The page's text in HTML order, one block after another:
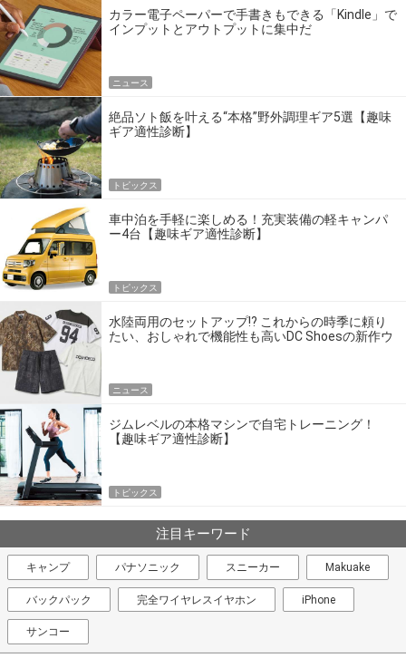
カラー電子ペーパーで手書きもできる「Kindle」で
インプットとアウトプットに集中だ
ニュース
絶品ソト飯を叶える“本格”野外調理ギア5選【趣味
ギア適性診断】
トピックス
車中泊を手軽に楽しめる！充実装備の軽キャンパ
ー4台【趣味ギア適性診断】
トピックス
水陸両用のセットアップ!? これからの時季に頼り
たい、おしゃれで機能性も高いDC Shoesの新作ウ
ニュース
ジムレベルの本格マシンで自宅トレーニング！
【趣味ギア適性診断】
トピックス
注目キーワード
キャンプ パナソニック スニーカー Makuake
バックパック 完全ワイヤレスイヤホン iPhone
サンコー